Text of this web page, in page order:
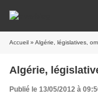
Accueil » Algérie, législatives,
Algérie,
Publié le 13/05/2012 à